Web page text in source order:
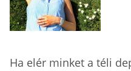
Ha elér minket a téli